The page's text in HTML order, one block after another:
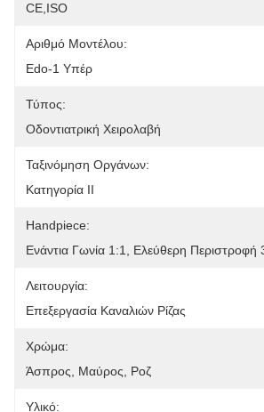
CE,ISO
Αριθμό Μοντέλου:
Edo-1 Υπέρ
Τύπος:
Οδοντιατρική Χειρολαβή
Ταξινόμηση Οργάνων:
Κατηγορία ΙΙ
Handpiece:
Ενάντια Γωνία 1:1, Ελεύθερη Περιστροφή
Λειτουργία:
Επεξεργασία Καναλιών Ρίζας
Χρώμα:
Άσπρος, Μαύρος, Ροζ
Υλικό: